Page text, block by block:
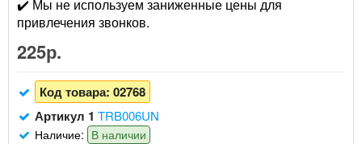
✔️ Мы не используем заниженные цены для
привлечения звонков.
225р.
Код товара: 02768
Артикул 1 TRB006UN
Наличие: В наличии